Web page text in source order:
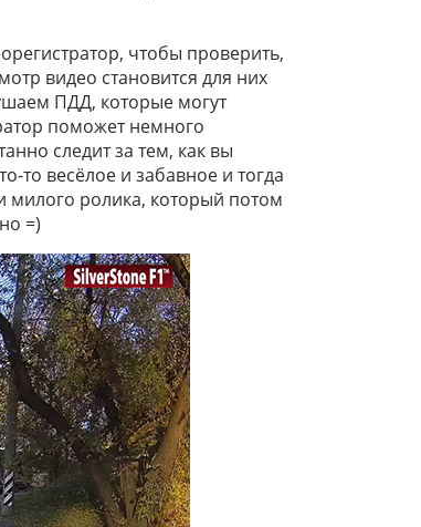
чтобы проверить,
видео становится для них
ПДД, которые могут
поможет немного
следит за тем, как вы
то весёлое и забавное и тогда
милого ролика, который потом
=)